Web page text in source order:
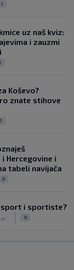
1
uz naš kviz:
i zauzmi
Koševo?
znate stihove
1
Hercegovine i
tabeli navijača
0
sport i sportiste?
0